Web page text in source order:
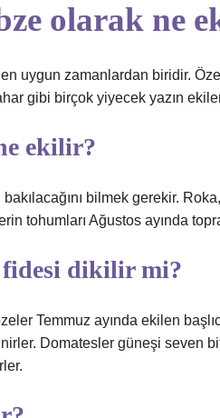
olarak ne
uygun zamanlardan biridir.
gibi birçok yiyecek yazın
ekilir?
bilmek gerekir.
tohumları Ağustos ayında
fidesi dikilir mi?
Temmuz ayında ekilen
Domatesler güneşi seven